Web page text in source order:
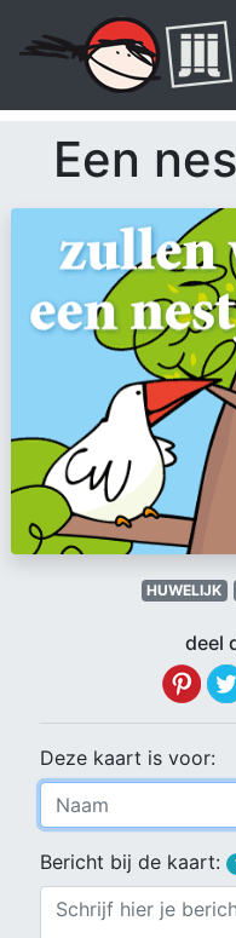
Een
HUWELIJK
deel
Deze kaart is voor:
Bericht bij de kaart: